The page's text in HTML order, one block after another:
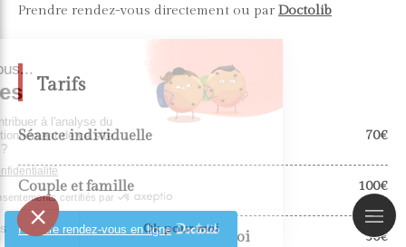
Prendre rendez-vous directement ou par Doctolib
Tarifs
70€
Séance individuelle
100€
Couple et famille
50€
Étudiants & demandeurs d'emploi
Prendre rendez-vous en ligne